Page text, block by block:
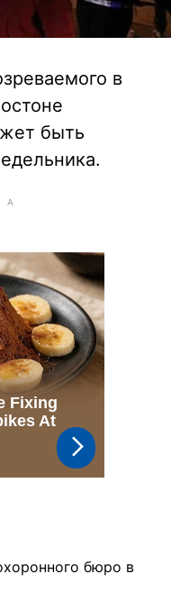
в
быть
бюро в